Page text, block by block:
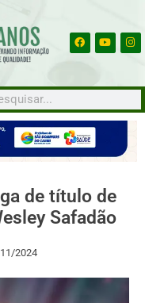
de título de
Safadão
2024